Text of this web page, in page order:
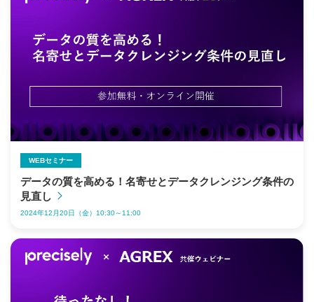
WEBセミナー
データの質を高める！名寄せとデータクレンジング条件の
見直し
2024年12月20日（金）10:30～11:00